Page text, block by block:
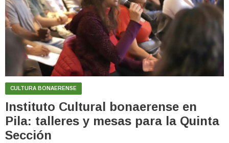
CULTURA BONAERENSE
Instituto Cultural bonaerense en
Pila: talleres y mesas para la Quinta
Sección